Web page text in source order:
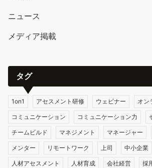
ニュース
メディア掲載
タグ
1on1 アセスメント研修 ウェビナー オン
コミュニケーション コミュニケーション力
チームビルド マネジメント マネージャー
メンター リモートワーク 上司 中小企業
人材アセスメント 人材育成 会社経営 採